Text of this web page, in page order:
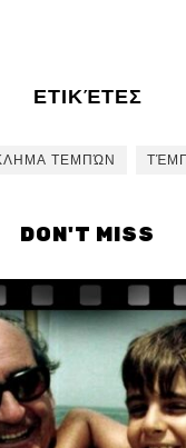
ΕΤΙΚΈΤΕΣ
ΤΕΜΠΏΝ
DON'T MISS